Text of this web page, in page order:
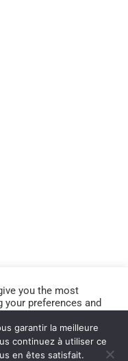
MasterCardCash
On
Delivery
NOS PRODUITS NEUFS
you the most
your preferences and
may visit "Cookie
garantir la meilleure
continuez à utiliser ce
en êtes satisfait.